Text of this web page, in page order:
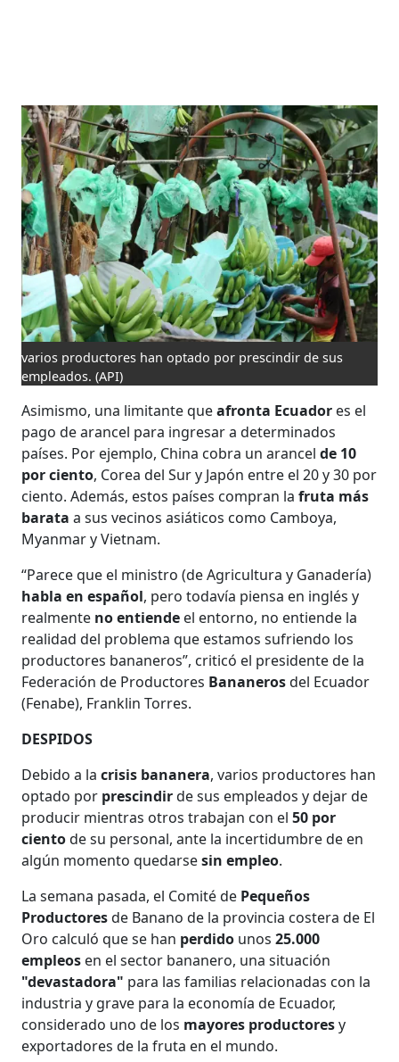
varios productores han optado por prescindir de sus
empleados. (API)
Asimismo, una limitante queafronta Ecuador es el
pago de arancel para ingresar a determinados
países. Por ejemplo, China cobra un arancel de 10
por ciento, Corea del Sur y Japón entre el 20 y 30 por
ciento. Además, estos países compran lafruta más
barata a sus vecinos asiáticos como Camboya,
Myanmar y Vietnam.
“Parece que el ministro (de Agricultura y Ganadería)
habla en español, pero todavía piensa en inglés y
realmente no entiende el entorno, no entiende la
realidad del problema que estamos sufriendo los
productores bananeros”, criticó el presidente de la
Federación de Productores Bananerosdel Ecuador
(Fenabe), Franklin Torres.
DESPIDOS
Debido a lacrisis bananera, varios productores han
optado por prescindirde sus empleados y dejar de
producir mientras otros trabajan con el50 por
cientode su personal, ante la incertidumbre de en
algún momento quedarsesin empleo.
La semana pasada, el Comité de Pequeños
Productoresde Banano de la provincia costera de El
Oro calculó que se han perdido unos25.000
empleos en el sector bananero, una situación
"devastadora" para las familias relacionadas con la
industria y grave para la economía de Ecuador,
considerado uno de los mayores productoresy
exportadores de la fruta en el mundo.